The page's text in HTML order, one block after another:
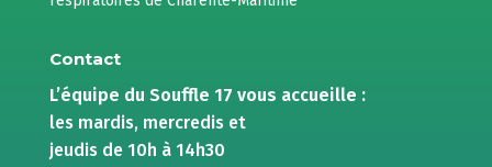
Contact
L’équipe du Souffle 17 vous accueille :
les mardis, mercredis et
jeudis de 10h à 14h30